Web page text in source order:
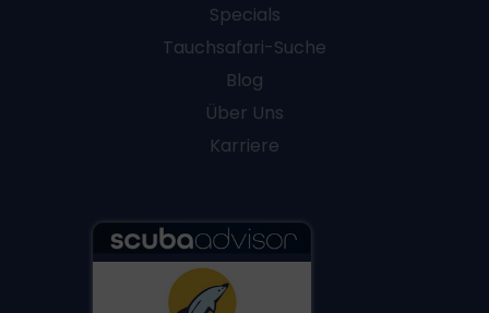
Specials
Tauchsafari-Suche
Blog
Über Uns
Karriere